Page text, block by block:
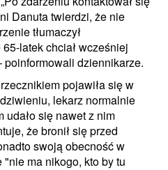
Danuta twierdzi, że nie
tłumaczył
latek chciał wcześniej
poinformowali dziennikarze.
pojawiła się w
lekarz normalnie
udało się nawet z nim
że bronił się przed
swoją obecność w
"nie ma nikogo, kto by tu